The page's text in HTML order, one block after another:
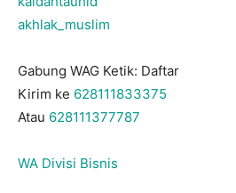
akhlak_muslim
Gabung WAG Ketik: Daftar
Kirim ke 628111833375
Atau 628111377787
WA Divisi Bisnis